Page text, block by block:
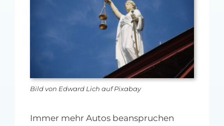
MFA-heute Newsletter-Anmeldung
Ihre Werbung auf MFA-heute.de
SucheBild von Edward Lich auf Pixabay
Immer mehr Autos beanspruchen